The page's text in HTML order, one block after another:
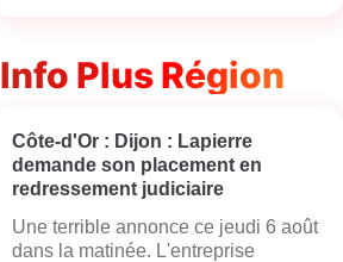
Info Plus Région
Côte-d'Or : Dijon : Lapierre
demande son placement en
redressement judiciaire
Une terrible annonce ce jeudi 6 août
dans la matinée. L'entreprise